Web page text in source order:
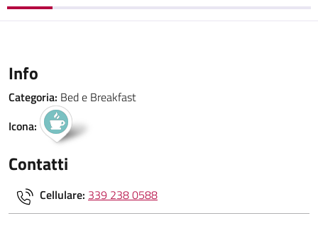
Info
Categoria: Bed e Breakfast
Icona:
Contatti
Cellulare: 339 238 0588